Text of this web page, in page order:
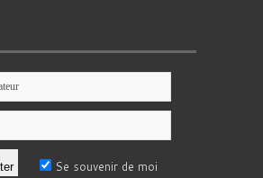
Se souvenir de moi